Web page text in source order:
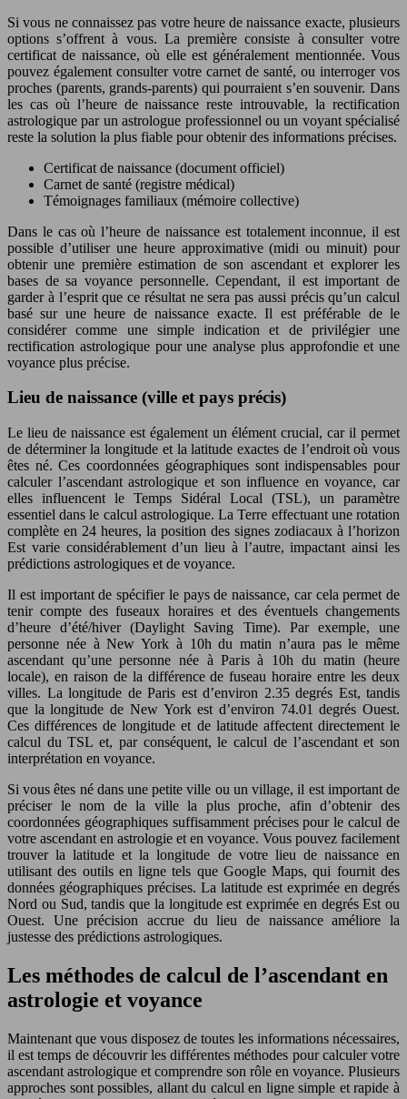
Si vous ne connaissez pas votre heure de naissance exacte, plusieurs
options s’offrent à vous. La première consiste à consulter votre
certificat de naissance, où elle est généralement mentionnée. Vous
pouvez également consulter votre carnet de santé, ou interroger vos
proches (parents, grands-parents) qui pourraient s’en souvenir. Dans
les cas où l’heure de naissance reste introuvable, la rectification
astrologique par un astrologue professionnel ou un voyant spécialisé
reste la solution la plus fiable pour obtenir des informations précises.
Certificat de naissance (document officiel)
Carnet de santé (registre médical)
Témoignages familiaux (mémoire collective)
Dans le cas où l’heure de naissance est totalement inconnue, il est
possible d’utiliser une heure approximative (midi ou minuit) pour
obtenir une première estimation de son ascendant et explorer les
bases de sa voyance personnelle. Cependant, il est important de
garder à l’esprit que ce résultat ne sera pas aussi précis qu’un calcul
basé sur une heure de naissance exacte. Il est préférable de le
considérer comme une simple indication et de privilégier une
rectification astrologique pour une analyse plus approfondie et une
voyance plus précise.
Lieu de naissance (ville et pays précis)
Le lieu de naissance est également un élément crucial, car il permet
de déterminer la longitude et la latitude exactes de l’endroit où vous
êtes né. Ces coordonnées géographiques sont indispensables pour
calculer l’ascendant astrologique et son influence en voyance, car
elles influencent le Temps Sidéral Local (TSL), un paramètre
essentiel dans le calcul astrologique. La Terre effectuant une rotation
complète en 24 heures, la position des signes zodiacaux à l’horizon
Est varie considérablement d’un lieu à l’autre, impactant ainsi les
prédictions astrologiques et de voyance.
Il est important de spécifier le pays de naissance, car cela permet de
tenir compte des fuseaux horaires et des éventuels changements
d’heure d’été/hiver (Daylight Saving Time). Par exemple, une
personne née à New York à 10h du matin n’aura pas le même
ascendant qu’une personne née à Paris à 10h du matin (heure
locale), en raison de la différence de fuseau horaire entre les deux
villes. La longitude de Paris est d’environ 2.35 degrés Est, tandis
que la longitude de New York est d’environ 74.01 degrés Ouest.
Ces différences de longitude et de latitude affectent directement le
calcul du TSL et, par conséquent, le calcul de l’ascendant et son
interprétation en voyance.
Si vous êtes né dans une petite ville ou un village, il est important de
préciser le nom de la ville la plus proche, afin d’obtenir des
coordonnées géographiques suffisamment précises pour le calcul de
votre ascendant en astrologie et en voyance. Vous pouvez facilement
trouver la latitude et la longitude de votre lieu de naissance en
utilisant des outils en ligne tels que Google Maps, qui fournit des
données géographiques précises. La latitude est exprimée en degrés
Nord ou Sud, tandis que la longitude est exprimée en degrés Est ou
Ouest. Une précision accrue du lieu de naissance améliore la
justesse des prédictions astrologiques.
Les méthodes de calcul de l’ascendant en
astrologie et voyance
Maintenant que vous disposez de toutes les informations nécessaires,
il est temps de découvrir les différentes méthodes pour calculer votre
ascendant astrologique et comprendre son rôle en voyance. Plusieurs
approches sont possibles, allant du calcul en ligne simple et rapide à